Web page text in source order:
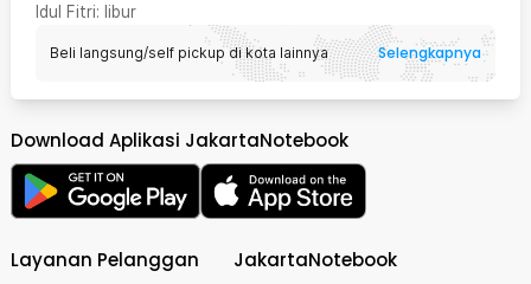
Idul Fitri: libur
Beli langsung/self pickup di kota lainnya Selengkapnya
Download Aplikasi JakartaNotebook
Layanan Pelanggan JakartaNotebook